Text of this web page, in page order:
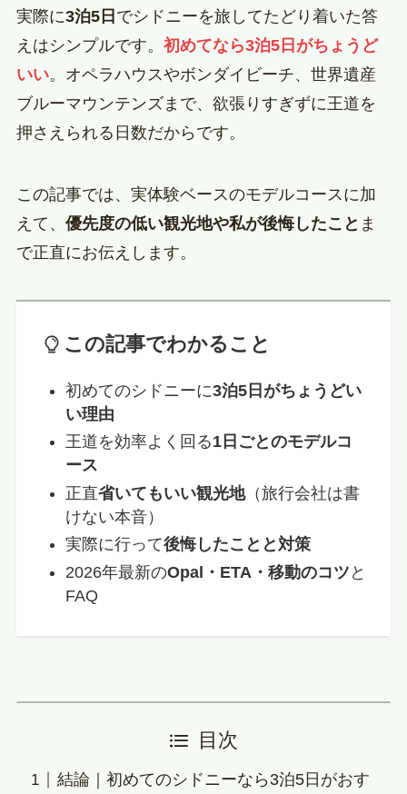
実際に3泊5日 でシドニーを旅してたどり着いた答
えはシンプルです。 初めてなら3泊5日がちょうど
いい。オペラハウスやボンダイビーチ、世界遺産
ブルーマウンテンズまで、欲張りすぎずに王道を
押さえられる日数だからです。
この記事では、実体験ベースのモデルコースに加
えて、 優先度の低い観光地や私が後悔したこと ま
で正直にお伝えします。
この記事でわかること
初めてのシドニーに3泊5日がちょうどい
い理由
王道を効率よく回る1日ごとのモデルコ
ース
正直省いてもいい観光地（旅行会社は書
けない本音）
実際に行って後悔したことと対策
2026年最新のOpal・ETA・移動のコツ と
FAQ
目次
結論｜初めてのシドニーなら3泊5日がおす